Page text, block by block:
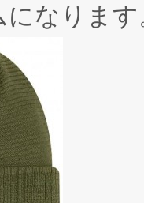
なります